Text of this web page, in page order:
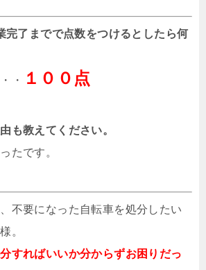
完了までで点数をつけるとしたら何
・ １００点
も教えてください。
たです。
不要になった自転車を処分したい
。
すればいいか分からずお困りだっ